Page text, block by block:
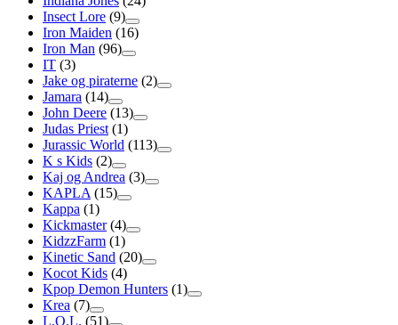
Insect Lore (9)
Iron Maiden (16)
Iron Man (96)
IT (3)
Jake og piraterne (2)
Jamara (14)
John Deere (13)
Judas Priest (1)
Jurassic World (113)
K s Kids (2)
Kaj og Andrea (3)
KAPLA (15)
Kappa (1)
Kickmaster (4)
KidzzFarm (1)
Kinetic Sand (20)
Kocot Kids (4)
Kpop Demon Hunters (1)
Krea (7)
L.O.L. (51)